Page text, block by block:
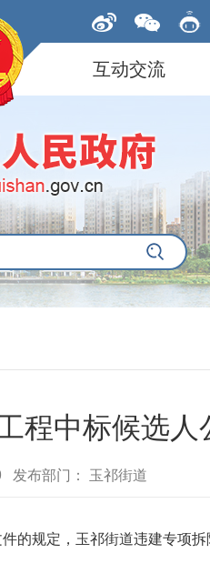
互动交流
程中标候选人
发布部门： 玉祁街道
规定，玉祁街道违建专项拆